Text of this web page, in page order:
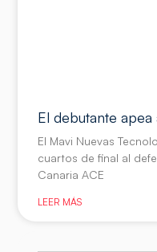
El debutante
El Mavi Nuevas
cuartos de final al
Canaria ACE
LEER MÁS